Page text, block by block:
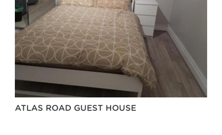
ATLAS ROAD GUEST HOUSE